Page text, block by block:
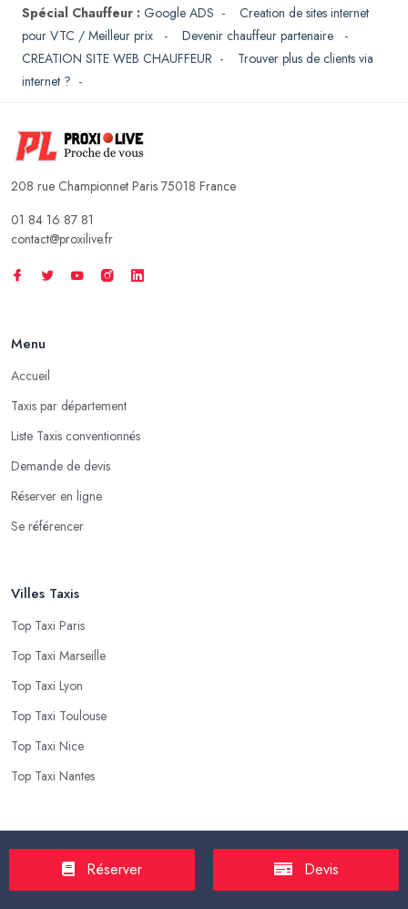
Spécial Chauffeur : Google ADS - Creation de sites internet
pour VTC / Meilleur prix
- Devenir chauffeur partenaire
-
CREATION SITE WEB CHAUFFEUR - Trouver plus de clients via
internet ? -
208 rue Championnet Paris 75018 France
01 84 16 87 81
contact@proxilive.fr
Menu
Accueil
Taxis par département
Liste Taxis conventionnés
Demande de devis
Réserver en ligne
Se référencer
Villes Taxis
Top Taxi Paris
Top Taxi Marseille
Top Taxi Lyon
Top Taxi Toulouse
Top Taxi Nice
Top Taxi Nantes
Tarif Course TaxiRéserver Devis